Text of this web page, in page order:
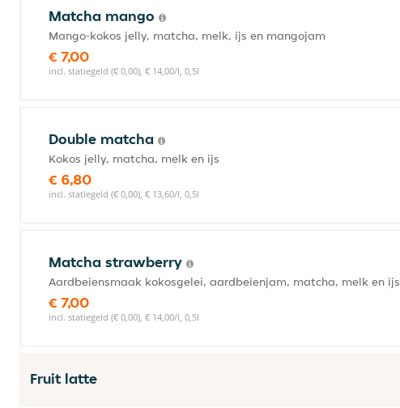
Matcha mango
Mango-kokos jelly, matcha, melk, ijs en mangojam
€ 7,00
incl. statiegeld (€ 0,00), € 14,00/l, 0,5l
Double matcha
Kokos jelly, matcha, melk en ijs
€ 6,80
incl. statiegeld (€ 0,00), € 13,60/l, 0,5l
Matcha strawberry
Aardbeiensmaak kokosgelei, aardbeienjam, matcha, melk en ijs
€ 7,00
incl. statiegeld (€ 0,00), € 14,00/l, 0,5l
Fruit latte